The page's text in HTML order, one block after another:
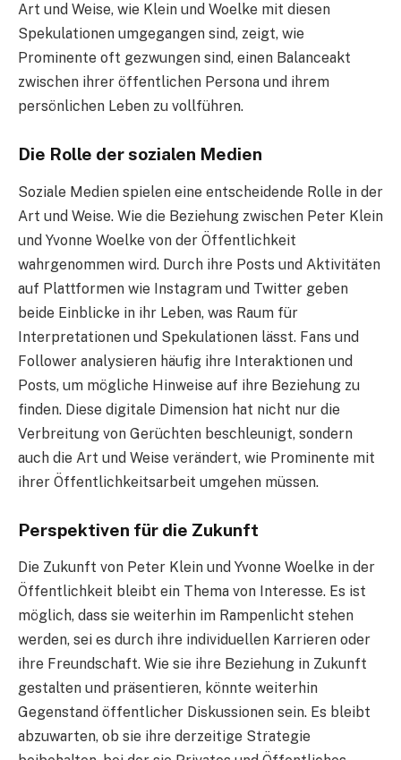
Art und Weise, wie Klein und Woelke mit diesen
Spekulationen umgegangen sind, zeigt, wie
Prominente oft gezwungen sind, einen Balanceakt
zwischen ihrer öffentlichen Persona und ihrem
persönlichen Leben zu vollführen.
Die Rolle der sozialen Medien
Soziale Medien spielen eine entscheidende Rolle in der
Art und Weise. Wie die Beziehung zwischen Peter Klein
und Yvonne Woelke von der Öffentlichkeit
wahrgenommen wird. Durch ihre Posts und Aktivitäten
auf Plattformen wie Instagram und Twitter geben
beide Einblicke in ihr Leben, was Raum für
Interpretationen und Spekulationen lässt. Fans und
Follower analysieren häufig ihre Interaktionen und
Posts, um mögliche Hinweise auf ihre Beziehung zu
finden. Diese digitale Dimension hat nicht nur die
Verbreitung von Gerüchten beschleunigt, sondern
auch die Art und Weise verändert, wie Prominente mit
ihrer Öffentlichkeitsarbeit umgehen müssen.
Perspektiven für die Zukunft
Die Zukunft von Peter Klein und Yvonne Woelke in der
Öffentlichkeit bleibt ein Thema von Interesse. Es ist
möglich, dass sie weiterhin im Rampenlicht stehen
werden, sei es durch ihre individuellen Karrieren oder
ihre Freundschaft. Wie sie ihre Beziehung in Zukunft
gestalten und präsentieren, könnte weiterhin
Gegenstand öffentlicher Diskussionen sein. Es bleibt
abzuwarten, ob sie ihre derzeitige Strategie